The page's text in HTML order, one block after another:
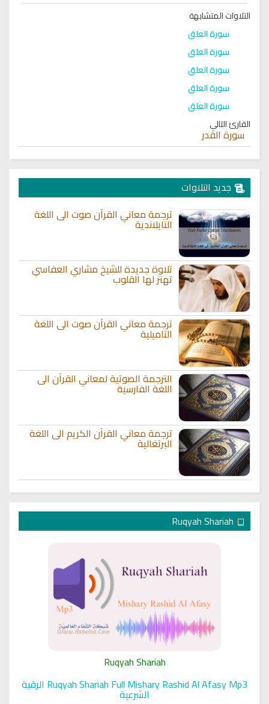
التلاوات المتشابهة
سورة العلق
سورة العلق
سورة العلق
سورة العلق
سورة العلق
القارئ التالي
سورة القدر
جديد التلاوات
ترجمة معاني القرآن صوت الى اللغة
التايلاندية
تلاوة جديدة للشيخ مشاري العفاسي
تهتز لها القلوب
ترجمة معاني القرآن صوت الى اللغة
التاميلية
الترجمة الصوتية لمعاني القرآن الى
اللغة الفارسية
ترجمة معاني القرآن الكريم الى اللغة
البرتغالية
Ruqyah Shariah
Ruqyah Shariah Full Mishary Rashid Al Afasy Mp3 الرقية
الشرعية